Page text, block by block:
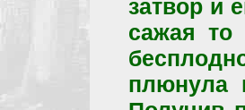
затвор и
сажая то
плюнула